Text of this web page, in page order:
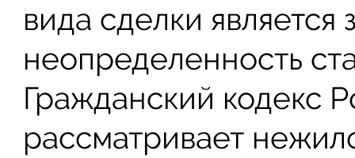
вида сделки является
неопределенность
Гражданский кодекс
рассматривает